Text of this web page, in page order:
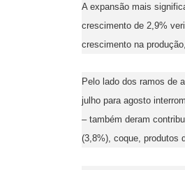
A expansão mais
crescimento de 2,9%
crescimento na
Pelo lado dos ramos de
julho para agosto
– também deram
(3,8%), coque, produtos